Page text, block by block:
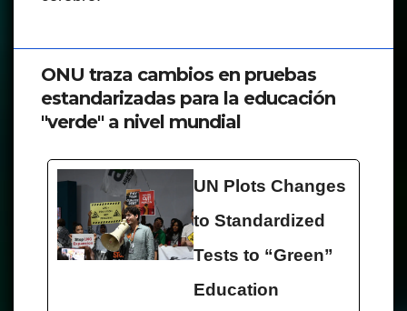
ONU traza cambios en pruebas
estandarizadas para la educación
"verde" a nivel mundial
UN Plots Changes
to Standardized
Tests to “Green”
Education